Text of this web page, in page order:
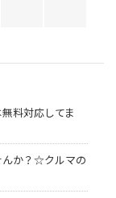
料対応してま
んか？☆クルマの